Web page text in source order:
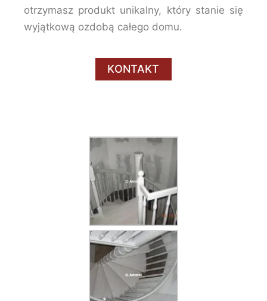
otrzymasz produkt unikalny, który stanie się
wyjątkową ozdobą całego domu.
KONTAKT